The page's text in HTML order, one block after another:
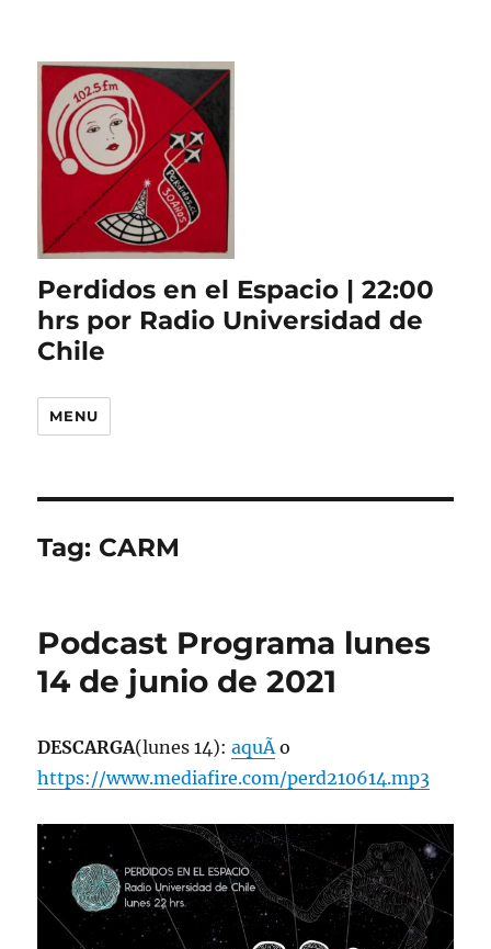
Perdidos en el Espacio | 22:00
hrs por Radio Universidad de
Chile
MENU
Tag: CARM
Podcast Programa lunes
14 de junio de 2021
DESCARGA(lunes 14):aquÃ­o
https://www.mediafire.com/perd210614.mp3